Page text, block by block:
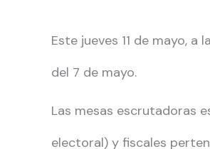
Este jueves 11 de mayo,
del 7 de mayo.
Las mesas escrutadoras
electoral) y fiscales